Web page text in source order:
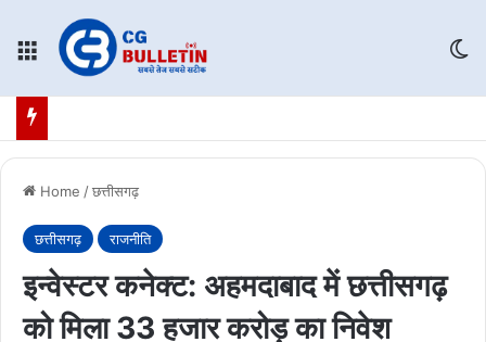
Menu
Home /छत्तीसगढ़
छत्तीसगढ़ राजनीति
इन्वेस्टर कनेक्ट: अहमदाबाद में छत्तीसगढ़
को मिला 33 हजार करोड़ का निवेश